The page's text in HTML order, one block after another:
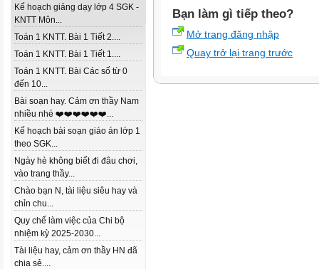
Kế hoạch giảng dạy lớp 4 SGK -
KNTT Môn...
Toán 1 KNTT. Bài 1 Tiết 2....
Toán 1 KNTT. Bài 1 Tiết 1....
Toán 1 KNTT. Bài Các số từ 0
đến 10...
Bài soạn hay. Cảm ơn thầy Nam
nhiều nhé ❤️❤️❤️❤️❤️❤️...
Kế hoạch bài soạn giáo án lớp 1
theo SGK...
Ngày hè không biết đi đâu chơi,
vào trang thầy...
Chào bạn N, tài liệu siêu hay và
chỉn chu...
Quy chế làm việc của Chi bộ
nhiệm kỳ 2025-2030...
Tài liệu hay, cảm ơn thầy HN đã
chia sẻ....
Bạn làm gì tiếp theo?
Mở trang đăng nhập
Quay trở lại trang trước